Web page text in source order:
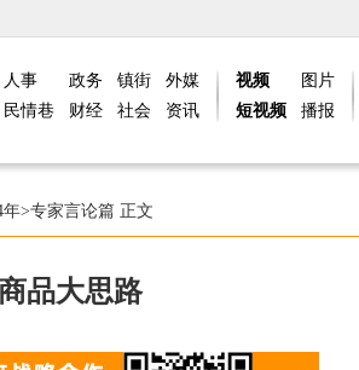
人事
民情巷
政务
财经
镇街
社会
外媒
资讯
视频
短视频
图片
播报
年>专家言论篇 正文
品大思路